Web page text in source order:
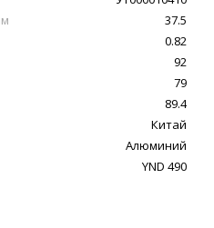
37.5
0.82
92
79
89.4
Китай
Алюминий
YND 490